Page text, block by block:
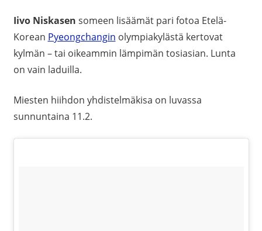
Iivo Niskasen someen lisäämät pari fotoa Etelä-
Korean Pyeongchangin olympiakylästä kertovat
kylmän – tai oikeammin lämpimän tosiasian. Lunta
on vain laduilla.
Miesten hiihdon yhdistelmäkisa on luvassa
sunnuntaina 11.2.